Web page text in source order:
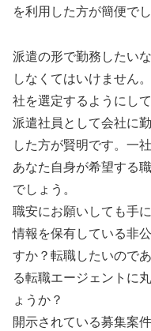
を利用した方が簡便でし
派遣の形で勤務したい
しなくてはいけません
社を選定するようにして
派遣社員として会社に
した方が賢明です。一
あなた自身が希望する
でしょう。
職安にお願いしても手
情報を保有している非
すか？転職したいので
る転職エージェントに
ょうか？
開示されている募集案